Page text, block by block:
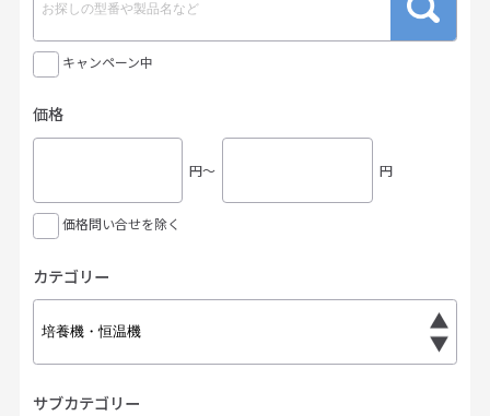
キャンペーン中
価格
円〜 円
価格問い合せを除く
カテゴリー
サブカテゴリー